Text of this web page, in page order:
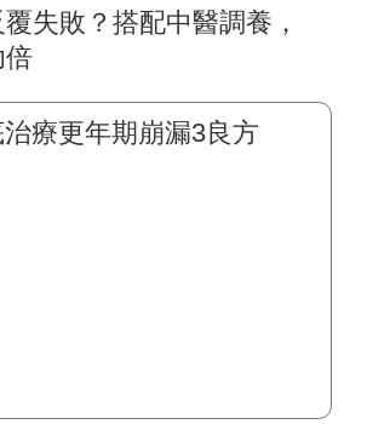
失敗？搭配中醫調養，
倍